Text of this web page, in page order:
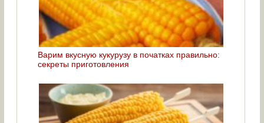
Варим вкусную кукурузу в початках правильно:
секреты приготовления